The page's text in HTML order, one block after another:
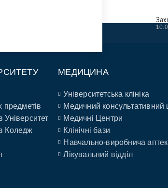
предметів
Коледж
МЕДИЦИНА
Університетська клініка
Медичний консультативний
Медичні Центри
Клінічні бази
Навчально-виробнича
Лікувальний відділ